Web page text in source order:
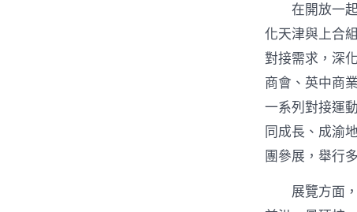
在開放一
化天津與上合
對接需求，深
商會、英中商業
一系列對接運
同成長、成渝
團參展，舉行
展覽方面